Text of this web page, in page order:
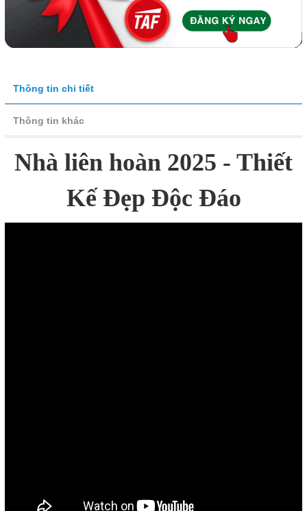
Thông tin chi tiết
Thông tin khác
Nhà liên hoàn 2025 - Thiết
Kế Đẹp Độc Đáo